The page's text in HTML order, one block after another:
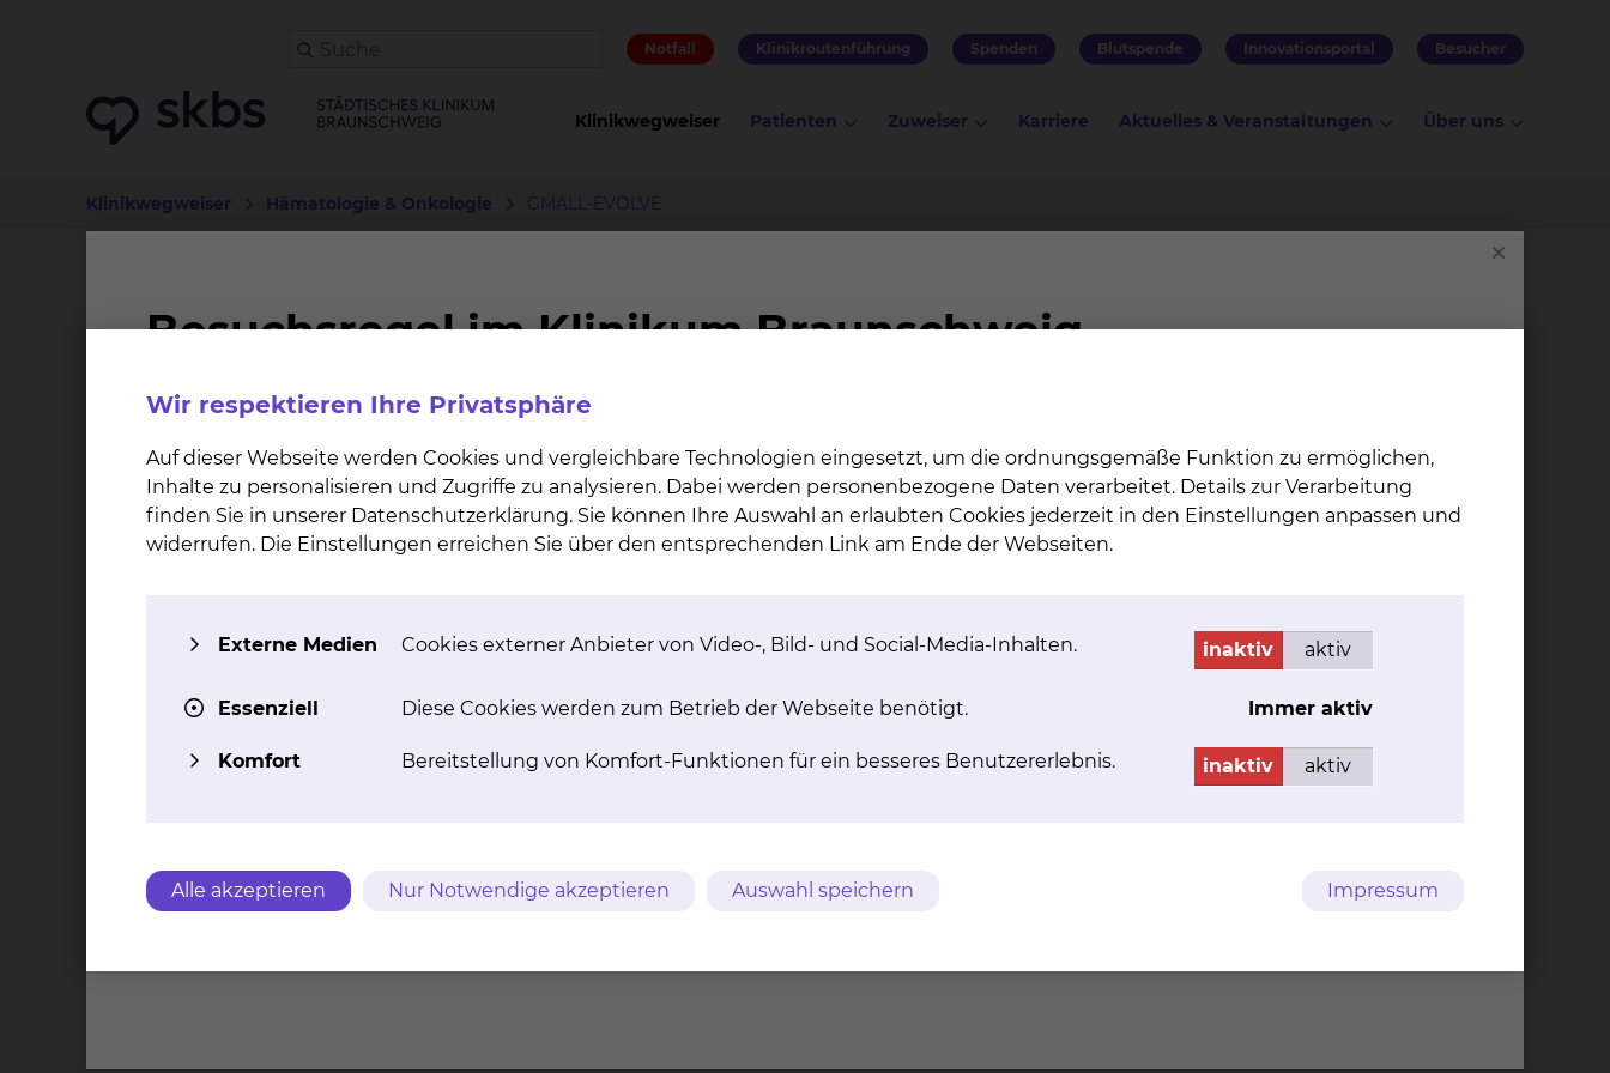
Notfall Klinikroutenführung Spenden Blutspende Innovationsportal Besucher
Klinikwegweiser Patienten Zuweiser Karriere Aktuelles & Veranstaltungen Über uns
Klinikwegweiser Hämatologie & Onkologie GMALL-EVOLVE
Leukämie um die Effektivität von Ponatinib und Imatinib in Kombination mit wenig intensiver Chemotherapie zu vergleichen, um die folgende
allogene Stammzelltransplantation (SZT) gegen die Therapie mit einem TKI in Kombination mit Blinatumomab und Chemotherapie in optimal
ansprechenden Patienten zu vergleichen und um die Gabe von Blinatumomab vor SZT bei suboptimal ansprechenden Patienten zu vergleichen.
Welche Studienform wurde gewählt?
Phase II Studie
Wir respektieren Ihre Privatsphäre
Auf dieser Webseite werden Cookies und vergleichbare Technologien eingesetzt, um die ordnungsgemäße Funktion zu ermöglichen,
Inhalte zu personalisieren und Zugriffe zu analysieren. Dabei werden personenbezogene Daten verarbeitet. Details zur Verarbeitung
finden Sie in unserer Datenschutzerklärung. Sie können Ihre Auswahl an erlaubten Cookies jederzeit in den Einstellungen anpassen und
widerrufen. Die Einstellungen erreichen Sie über den entsprechenden Link am Ende der Webseiten.
Externe Medien Cookies externer Anbieter von Video-, Bild- und Social-Media-Inhalten. inaktiv aktiv
Essenziell Diese Cookies werden zum Betrieb der Webseite benötigt. Immer aktiv
Komfort Bereitstellung von Komfort-Funktionen für ein besseres Benutzererlebnis. inaktiv aktiv
Alle akzeptieren Nur Notwendige akzeptieren Auswahl speichern Impressum